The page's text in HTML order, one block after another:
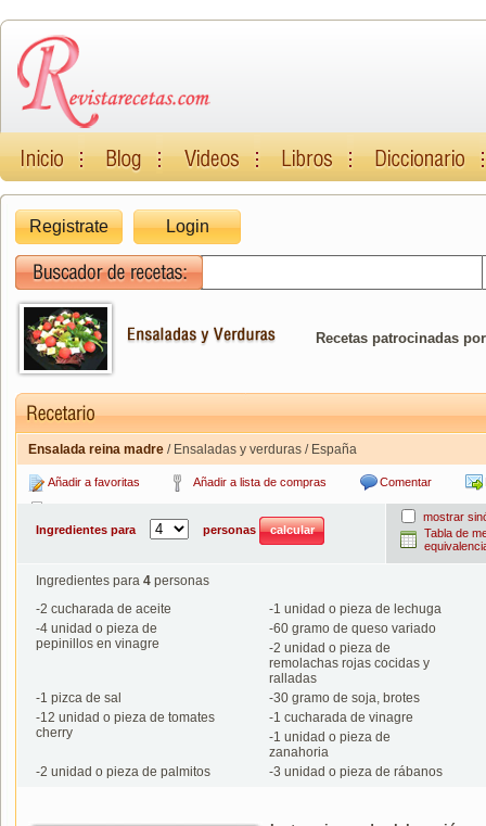
Registrate Login
Recetas patrocinadas
Ensalada reina madre / Ensaladas y verduras / España
Añadir a favoritas Añadir a lista de compras Comentar
Ingredientes para
personas
mostrar
Tabla de
Ingredientes para 4 personas
-2 cucharada de aceite -1 unidad o pieza de lechuga
-4 unidad o pieza de
pepinillos en vinagre
-60 gramo de queso variado
-2 unidad o pieza de
remolachas rojas cocidas y
ralladas
-1 pizca de sal -30 gramo de soja, brotes
-12 unidad o pieza de tomates
cherry
-1 cucharada de vinagre
-1 unidad o pieza de
zanahoria
-2 unidad o pieza de palmitos -3 unidad o pieza de rábanos